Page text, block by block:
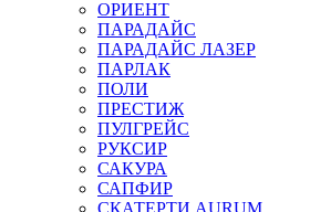
ОРИЕНТ
ПАРАДАЙС
ПАРАДАЙС ЛАЗЕР
ПАРЛАК
ПОЛИ
ПРЕСТИЖ
ПУЛГРЕЙС
РУКСИР
САКУРА
САПФИР